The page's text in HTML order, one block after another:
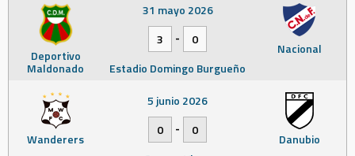
Deportivo
Maldonado
Nacional
31 mayo 2026
3
-
0
Estadio Domingo Burgueño
Wanderers Danubio
5 junio 2026
0
-
0